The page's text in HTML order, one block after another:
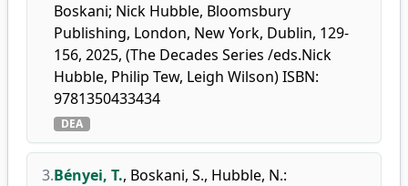
Boskani; Nick Hubble, Bloomsbury
Publishing, London, New York, Dublin, 129-
156, 2025, (The Decades Series /eds.Nick
Hubble, Philip Tew, Leigh Wilson) ISBN:
9781350433434
DEA
3.Bényei, T., Boskani, S., Hubble, N.: